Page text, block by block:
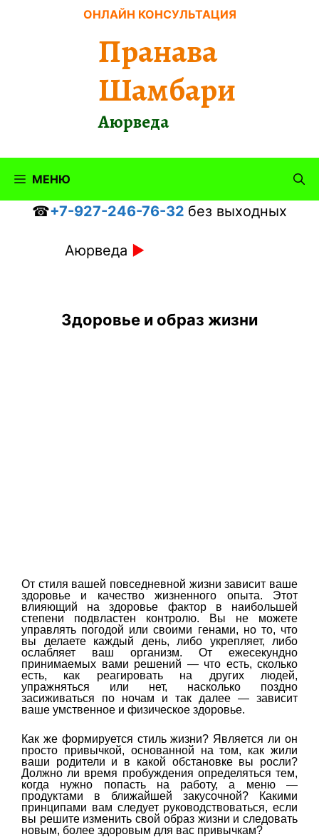
ОНЛАЙН КОНСУЛЬТАЦИЯ
Пранава
Шамбари
Аюрведа
МЕНЮ
☎+7-927-246-76-32 без выходных
Аюрведа ►
Здоровье и образ жизни
От стиля вашей повседневной жизни зависит ваше
здоровье и качество жизненного опыта. Этот
влияющий на здоровье фактор в наибольшей
степени подвластен контролю. Вы не можете
управлять погодой или своими генами, но то, что
вы делаете каждый день, либо укрепляет, либо
ослабляет ваш организм. От ежесекундно
принимаемых вами решений — что есть, сколько
есть, как реагировать на других людей,
упражняться или нет, насколько поздно
засиживаться по ночам и так далее — зависит
ваше умственное и физическое здоровье.
Как же формируется стиль жизни? Является ли он
просто привычкой, основанной на том, как жили
ваши родители и в какой обстановке вы росли?
Должно ли время пробуждения определяться тем,
когда нужно попасть на работу, а меню —
продуктами в ближайшей закусочной? Какими
принципами вам следует руководствоваться, если
вы решите изменить свой образ жизни и следовать
новым, более здоровым для вас привычкам?